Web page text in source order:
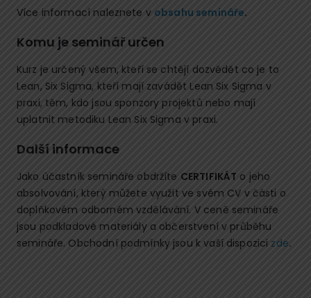
Více informací naleznete v obsahu semináře.
Komu je seminář určen
Kurz je určený všem, kteří se chtějí dozvědět co je to
Lean, Six Sigma, kteří mají zavádět Lean Six Sigma v
praxi, těm, kdo jsou sponzory projektů nebo mají
uplatnit metodiku Lean Six Sigma v praxi.
Další informace
Jako účastník semináře obdržíte CERTIFIKÁT o jeho
absolvování, který můžete využít ve svém CV v části o
doplňkovém odborném vzdělávání. V ceně semináře
jsou podkladové materiály a občerstvení v průběhu
semináře. Obchodní podmínky jsou k vaší dispozici zde.